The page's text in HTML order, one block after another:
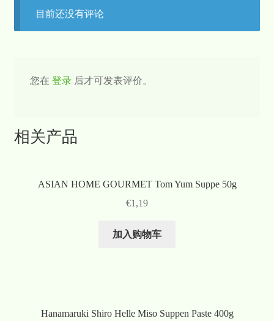
目前还没有评论
您在 登录后才可发表评价。
相关产品
ASIAN HOME GOURMET Tom Yum Suppe 50g
€1,19
加入购物车
Hanamaruki Shiro Helle Miso Suppen Paste 400g